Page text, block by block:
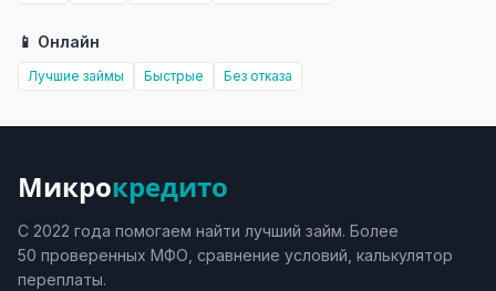
📱 Онлайн
Лучшие займы Быстрые Без отказа
Микрокредито
С 2022 года помогаем найти лучший займ. Более
50 проверенных МФО, сравнение условий, калькулятор
переплаты.